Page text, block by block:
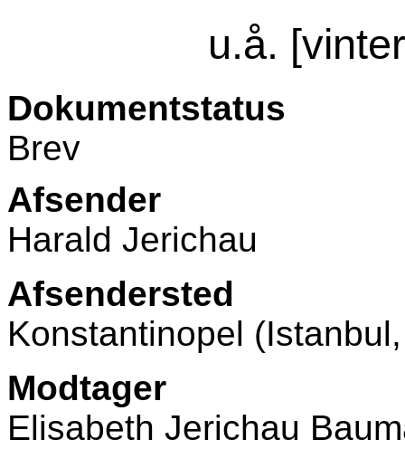
u.å.
Dokumentstatus
Brev
Afsender
Harald Jerichau
Afsendersted
Konstantinopel
Modtager
Elisabeth Jerichau